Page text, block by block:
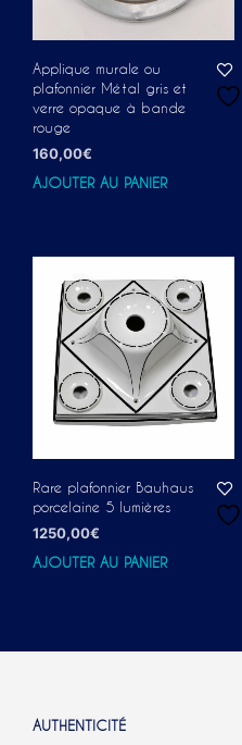
Applique murale ou
plafonnier Métal gris et
verre opaque à bande
rouge
160,00€
AJOUTER AU PANIER
Rare plafonnier Bauhaus
porcelaine 5 lumières
1250,00€
AJOUTER AU PANIER
AUTHENTICITÉ